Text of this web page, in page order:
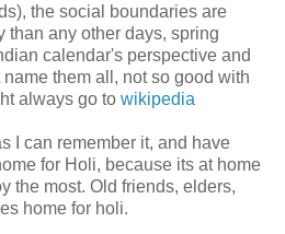
the social boundaries are
than any other days, spring
calendar's perspective and
them all, not so good with
always go to wikipedia
I can remember it, and have
for Holi, because its at home
the most. Old friends, elders,
home for holi.